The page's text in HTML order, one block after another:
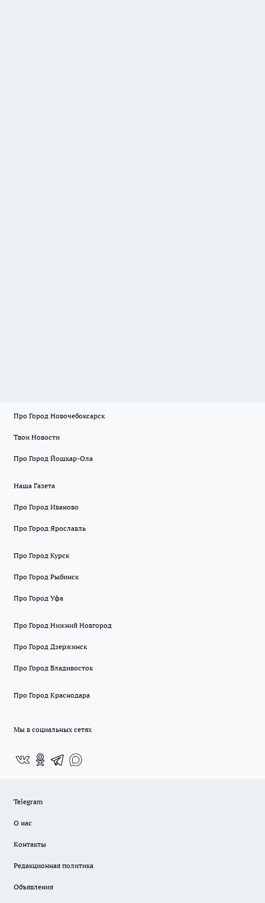
Про Город Новочебоксарск
Твои Новости
Про Город Йошкар-Ола
Наша Газета
Про Город Иваново
Про Город Ярославль
Про Город Курск
Про Город Рыбинск
Про Город Уфа
Про Город Нижний Новгород
Про Город Дзержинск
Про Город Владивосток
Про Город Краснодара
Мы в социальных сетях
Telegram
О нас
Контакты
Редакционная политика
Объявления